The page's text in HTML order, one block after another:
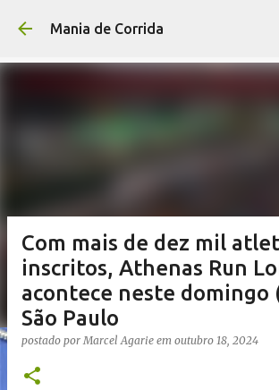
Mania de Corrida
Com mais de dez mil
inscritos, Athenas Run
acontece neste domingo
São Paulo
postado porMarcel Agarie em outubro 18, 2024